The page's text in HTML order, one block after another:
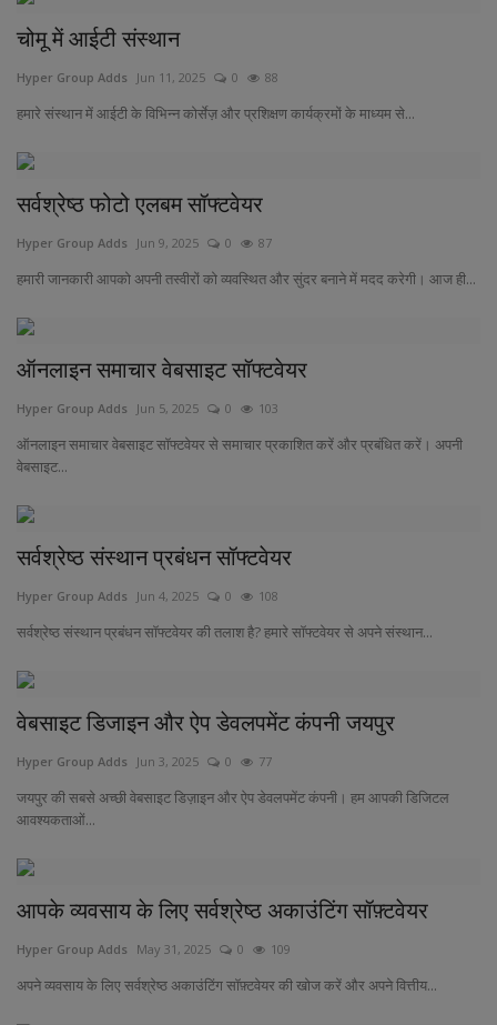
Sports & Game
Gallery
Art
चोमू में आईटी संस्थान
Hyper Group Adds Jun 11, 2025 0 88
हमारे संस्थान में आईटी के विभिन्न कोर्सेज़ और प्रशिक्षण कार्यक्रमों के माध्यम से...
सर्वश्रेष्ठ फोटो एलबम सॉफ्टवेयर
Hyper Group Adds Jun 9, 2025 0 87
हमारी जानकारी आपको अपनी तस्वीरों को व्यवस्थित और सुंदर बनाने में मदद करेगी। आज ही...
ऑनलाइन समाचार वेबसाइट सॉफ्टवेयर
Hyper Group Adds Jun 5, 2025 0 103
ऑनलाइन समाचार वेबसाइट सॉफ्टवेयर से समाचार प्रकाशित करें और प्रबंधित करें। अपनी
वेबसाइट...
सर्वश्रेष्ठ संस्थान प्रबंधन सॉफ्टवेयर
Hyper Group Adds Jun 4, 2025 0 108
सर्वश्रेष्ठ संस्थान प्रबंधन सॉफ्टवेयर की तलाश है? हमारे सॉफ्टवेयर से अपने संस्थान...
वेबसाइट डिजाइन और ऐप डेवलपमेंट कंपनी जयपुर
Hyper Group Adds Jun 3, 2025 0 77
जयपुर की सबसे अच्छी वेबसाइट डिज़ाइन और ऐप डेवलपमेंट कंपनी। हम आपकी डिजिटल
आवश्यकताओं...
आपके व्यवसाय के लिए सर्वश्रेष्ठ अकाउंटिंग सॉफ़्टवेयर
Hyper Group Adds May 31, 2025 0 109
अपने व्यवसाय के लिए सर्वश्रेष्ठ अकाउंटिंग सॉफ़्टवेयर की खोज करें और अपने वित्तीय...